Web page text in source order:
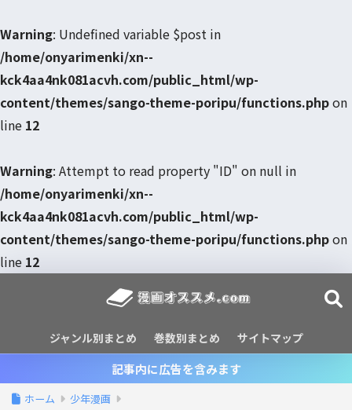
Warning: Undefined variable $post in
/home/onyarimenki/xn--
kck4aa4nk081acvh.com/public_html/wp-
content/themes/sango-theme-poripu/functions.phpon
line 12
Warning: Attempt to read property "ID" on null in
/home/onyarimenki/xn--
kck4aa4nk081acvh.com/public_html/wp-
content/themes/sango-theme-poripu/functions.phpon
line 12
ジャンル別まとめ 巻数別まとめ サイトマップ
記事内に広告を含みます
ホーム 少年漫画